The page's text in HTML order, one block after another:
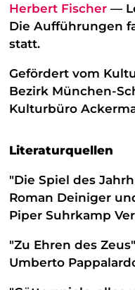
Herbert Fischer —
Die Aufführungen
statt.
Gefördert vom
Bezirk München-
Kulturbüro
Literaturquellen
"Die Spiel des
Roman Deiniger
Piper Suhrkamp
"Zu Ehren des Zeus"
Umberto